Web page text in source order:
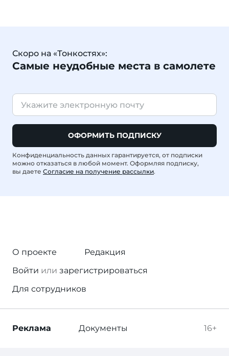
Скоро на «Тонкостях»:
Самые неудобные места в самолете
ОФОРМИТЬ ПОДПИСКУ
Конфиденциальность данных гарантируется, от подписки
можно отказаться в любой момент. Оформляя подписку,
вы даете Согласие на получение рассылки.
О проекте
Редакция
Войти или зарегистрироваться
Для сотрудников
16+
Реклама Документы